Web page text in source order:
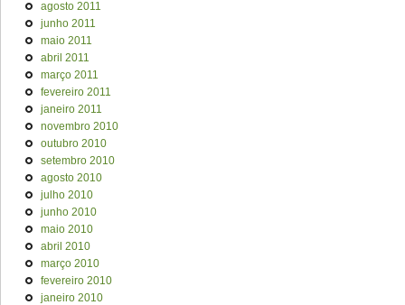
agosto 2011
junho 2011
maio 2011
abril 2011
março 2011
fevereiro 2011
janeiro 2011
novembro 2010
outubro 2010
setembro 2010
agosto 2010
julho 2010
junho 2010
maio 2010
abril 2010
março 2010
fevereiro 2010
janeiro 2010